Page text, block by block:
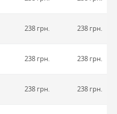
238 грн. 238 грн.
238 грн. 238 грн.
238 грн. 238 грн.